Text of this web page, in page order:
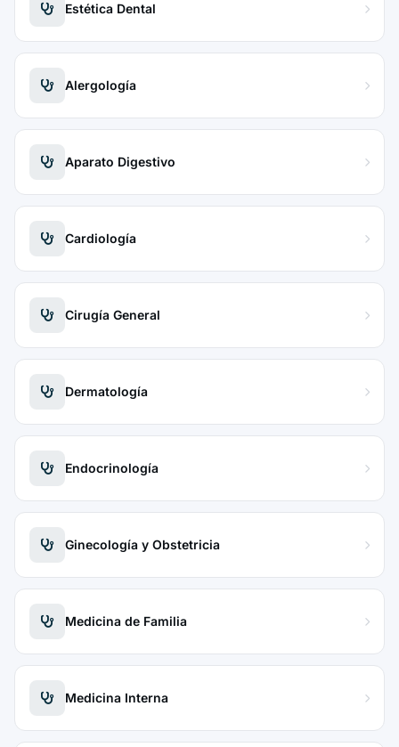
Estética Dental
Alergología
Aparato Digestivo
Cardiología
Cirugía General
Dermatología
Endocrinología
Ginecología y Obstetricia
Medicina de Familia
Medicina Interna